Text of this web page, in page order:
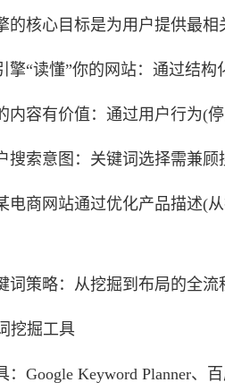
的核心目标是为用户提供最相
擎“读懂”你的网站：通过结构
内容有价值：通过用户行为(
搜索意图：关键词选择需兼顾
电商网站通过优化产品描述(
词策略：从挖掘到布局的全流
挖掘工具
：Google Keyword Planner、